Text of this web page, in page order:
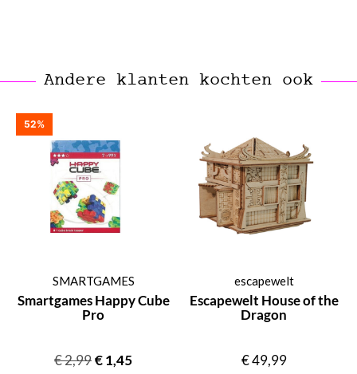
Andere klanten kochten ook
52%
SMARTGAMES
Smartgames Happy Cube
Pro
€2,99€1,45
escapewelt
Escapewelt House of the
Dragon
€49,99